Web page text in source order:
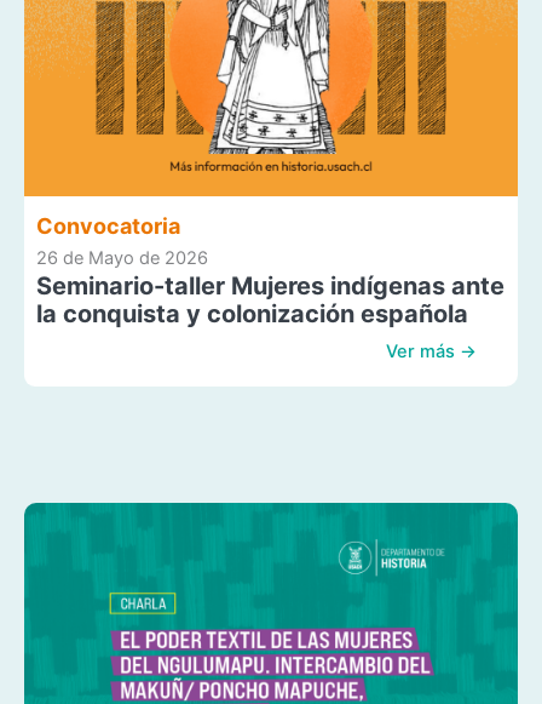
Convocatoria
26 de Mayo de 2026
Seminario-taller Mujeres indígenas ante
la conquista y colonización española
Ver más →